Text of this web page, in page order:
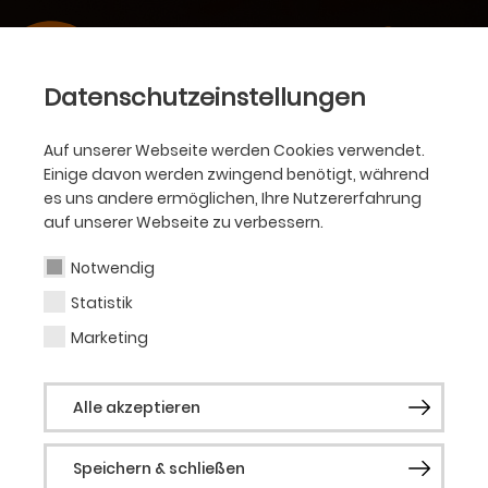
Datenschutzeinstellungen
Auf unserer Webseite werden Cookies verwendet.
Einige davon werden zwingend benötigt, während
es uns andere ermöglichen, Ihre Nutzererfahrung
auf unserer Webseite zu verbessern.
Notwendig
Statistik
Marketing
Alle akzeptieren
Speichern & schließen